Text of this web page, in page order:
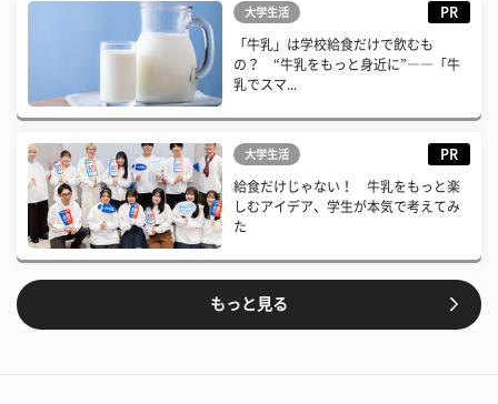
大学生活 PR
「牛乳」は学校給食だけで飲むも
の？ “牛乳をもっと身近に”――「牛
乳でスマ...
大学生活 PR
給食だけじゃない！ 牛乳をもっと楽
しむアイデア、学生が本気で考えてみ
た
もっと見る